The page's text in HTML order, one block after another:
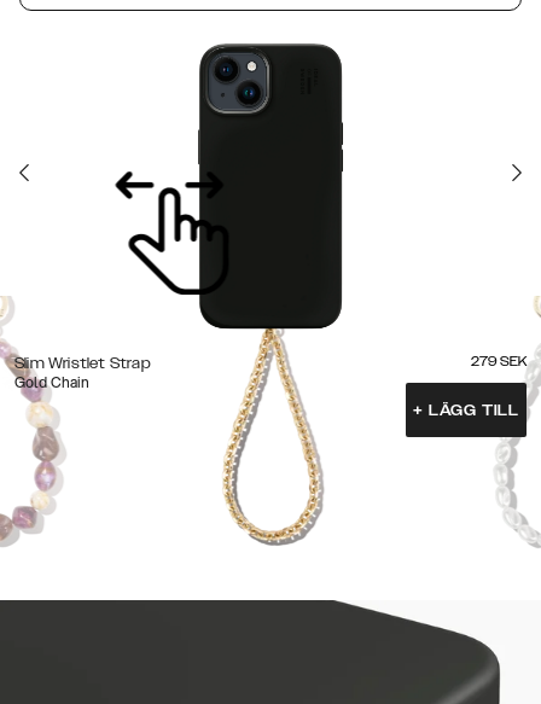
Slim Wristlet Strap
Gold Chain
279 SEK
+ LÄGG TILL